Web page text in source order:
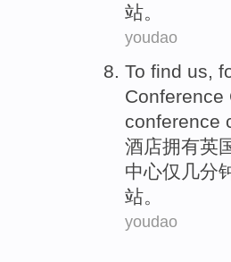
站。
youdao
To find us,
Conference
conference
酒店拥有英
中心仅几分
站。
youdao